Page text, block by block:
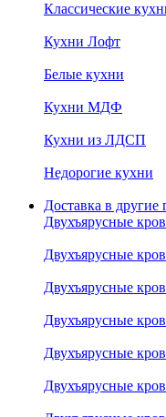
Классические
Кухни Лофт
Белые кухни
Кухни МДФ
Кухни из ЛДСП
Недорогие кухни
Доставка в другие
Двухъярусные
Двухъярусные
Двухъярусные
Двухъярусные
Двухъярусные
Двухъярусные